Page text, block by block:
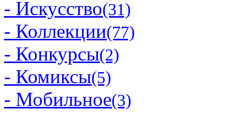
- Искусство(31)
- Коллекции(77)
- Конкурсы(2)
- Комиксы(5)
- Мобильное(3)